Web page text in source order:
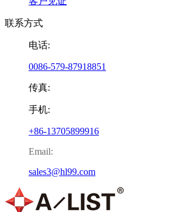
联系方式
电话:
0086-579-87918851
传真:
手机:
+86-13705899916
Email:
sales3@hl99.com